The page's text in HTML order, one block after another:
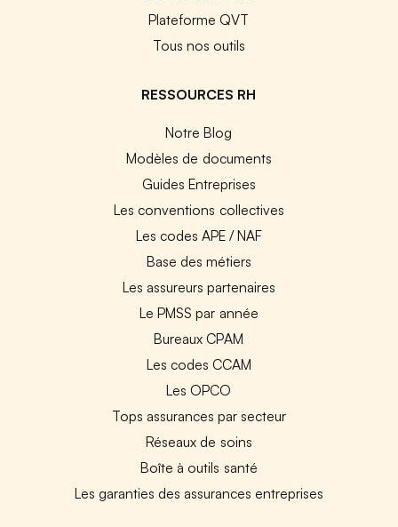
Plateforme QVT
Tous nos outils
RESSOURCES RH
Notre Blog
Modèles de documents
Guides Entreprises
Les conventions collectives
Les codes APE / NAF
Base des métiers
Les assureurs partenaires
Le PMSS par année
Bureaux CPAM
Les codes CCAM
Les OPCO
Tops assurances par secteur
Réseaux de soins
Boîte à outils santé
Les garanties des assurances entreprises